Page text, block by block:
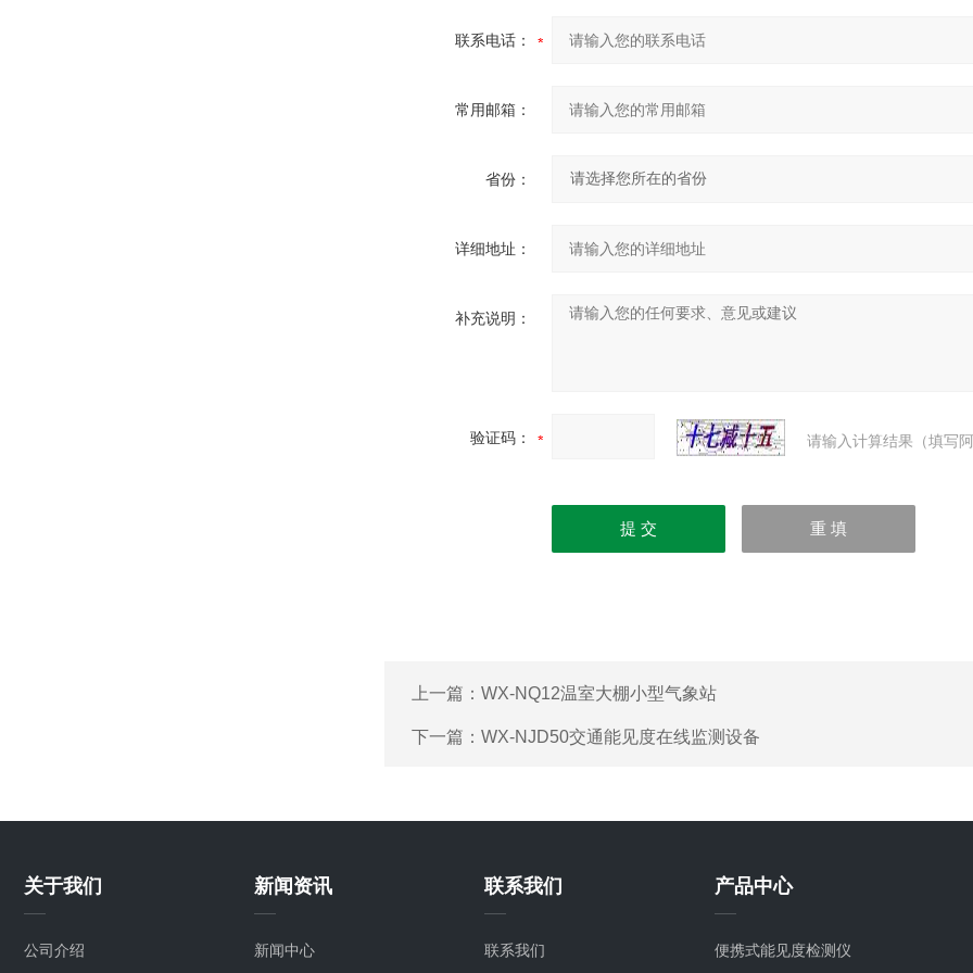
联系电话：
常用邮箱：
省份：
详细地址：
补充说明：
验证码： 请输入计算结果（填写
上一篇： WX-NQ12温室大棚小型气象站
下一篇： WX-NJD50交通能见度在线监测设备
关于我们
公司介绍
新闻资讯
新闻中心
联系我们
联系我们
产品中心
便携式能见度检测仪